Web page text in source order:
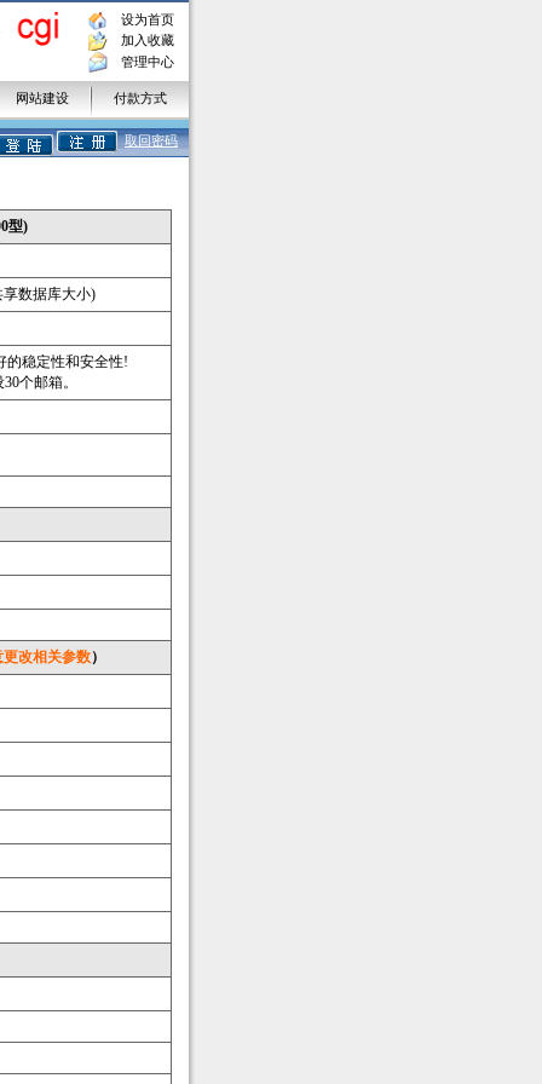
设为首页
加入收藏
管理中心
网站建设 付款方式
取回密码
使用本站虚拟主机？
用本站虚拟主机？
型)
享数据库大小)
的稳定性和安全性!
个邮箱。
改相关参数）